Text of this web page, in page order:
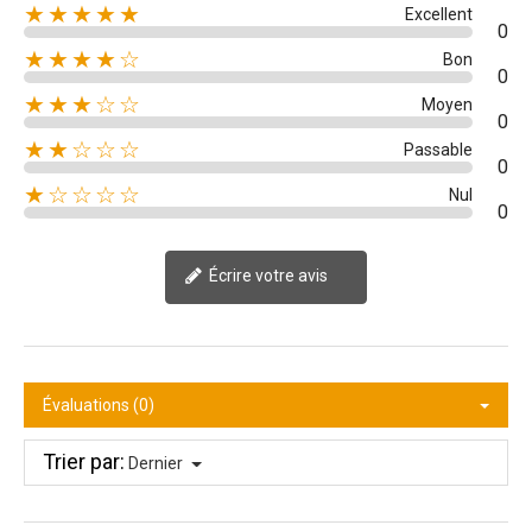
★★★★★ Excellent
0
★★★★☆ Bon
0
★★★☆☆ Moyen
0
★★☆☆☆ Passable
0
★☆☆☆☆ Nul
0
Écrire votre avis
Évaluations (0)
Trier par: Dernier